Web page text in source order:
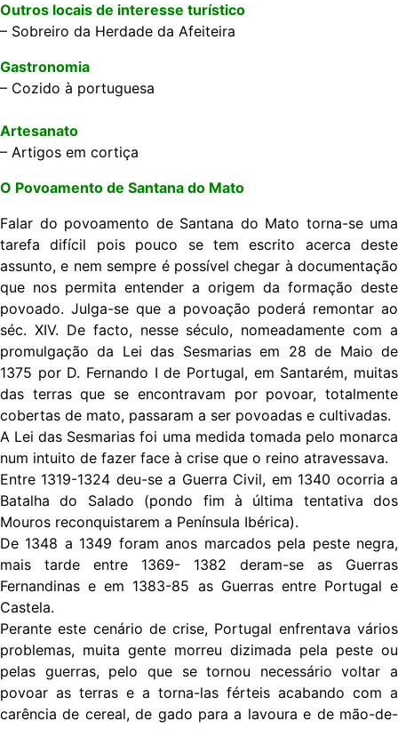
Outros locais de interesse turístico
– Sobreiro da Herdade da Afeiteira
Gastronomia
– Cozido à portuguesa
Artesanato
– Artigos em cortiça
O Povoamento de Santana do Mato
Falar do povoamento de Santana do Mato torna-se uma
tarefa difícil pois pouco se tem escrito acerca deste
assunto, e nem sempre é possível chegar à documentação
que nos permita entender a origem da formação deste
povoado. Julga-se que a povoação poderá remontar ao
séc. XIV. De facto, nesse século, nomeadamente com a
promulgação da Lei das Sesmarias em 28 de Maio de
1375 por D. Fernando I de Portugal, em Santarém, muitas
das terras que se encontravam por povoar, totalmente
cobertas de mato, passaram a ser povoadas e cultivadas.
A Lei das Sesmarias foi uma medida tomada pelo monarca
num intuito de fazer face à crise que o reino atravessava.
Entre 1319-1324 deu-se a Guerra Civil, em 1340 ocorria a
Batalha do Salado (pondo fim à última tentativa dos
Mouros reconquistarem a Península Ibérica).
De 1348 a 1349 foram anos marcados pela peste negra,
mais tarde entre 1369- 1382 deram-se as Guerras
Fernandinas e em 1383-85 as Guerras entre Portugal e
Castela.
Perante este cenário de crise, Portugal enfrentava vários
problemas, muita gente morreu dizimada pela peste ou
pelas guerras, pelo que se tornou necessário voltar a
povoar as terras e a torna-las férteis acabando com a
carência de cereal, de gado para a lavoura e de mão-de-